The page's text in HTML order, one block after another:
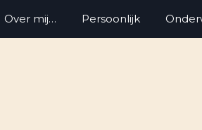
Over mij… Persoonlijk